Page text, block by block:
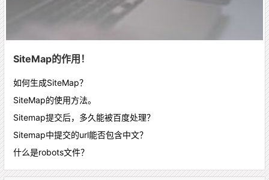
SiteMap的作用！
如何生成SiteMap？
SiteMap的使用方法。
Sitemap提交后，多久能被百度处理？
Sitemap中提交的url能否包含中文？
什么是robots文件？